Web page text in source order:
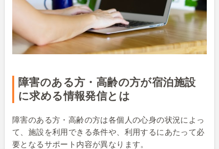
障害のある方 ・ 高齢の方が宿泊施設
に求める情報発信とは
障害のある方・高齢の方は各個人の心身の状況によっ
て、施設を利用できる条件や、利用するにあたって必
要となるサポート内容が異なります。